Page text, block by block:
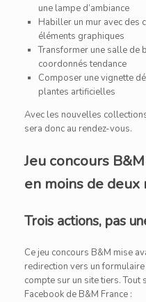
une lampe d’ambiance
Habiller un mur avec des
éléments graphiques
Transformer une salle de
coordonnés tendance
Composer une vignette
plantes artificielles
Avec les nouvelles
sera donc au rendez-vous.
Jeu concours
en moins de deux
Trois actions, pas
Ce jeu concours B&M mise
redirection vers un
compte sur un site tiers.
Facebook de B&M France :